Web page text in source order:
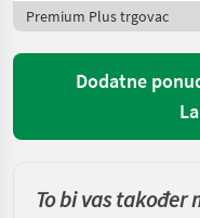
Premium Plus trgovac
Dodatne
To bi vas također